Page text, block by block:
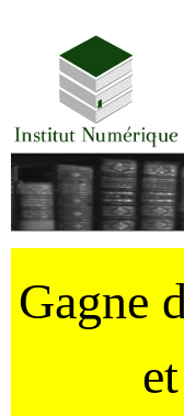
Gagne